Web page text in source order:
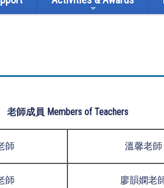
老師成員 Members of Teachers
師 溫馨老師
師 廖韻嫻老